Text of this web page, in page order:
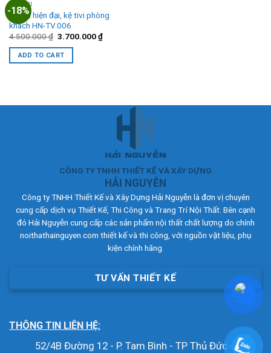
-18%
KỆ TIVI
Kệ tivi hiện đại, kệ tivi phòng
khách HN-TV.006
4.500.000₫ Original
was:
4.500.000 ₫.
3.700.000₫Current
price
ADD TO CART
CÔNG TY TNHH THIẾT KẾ VÀ XÂY DỰNG
HẢI NGUYỄN
Công ty TNHH Thiết Kế và Xây Dựng Hải Nguyễn là đơn vị chuyên
cung cấp dịch vụ Thiết Kế, Thi Công và Trang Trí Nội Thất. Bên cạnh
đó Hải Nguyễn cung cấp các sản phẩm nội thất chất lượng do chính
noithathainguyen.com thiết kế và thi công, với nguồn vật liệu, phụ
kiện chính hãng.
TƯ VẤN THIẾT KẾ
THÔNG TIN LIÊN HỆ:
52/4B Đường 12 - P. Tam Bình - TP Thủ Đức - TP.